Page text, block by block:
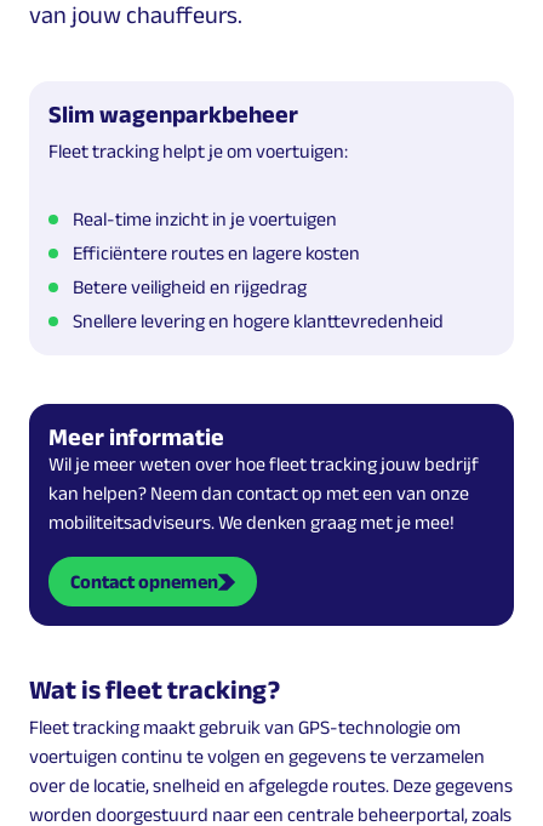
van jouw chauffeurs.
Slim wagenparkbeheer
Fleet tracking helpt je om voertuigen:
Real-time inzicht in je voertuigen
Efficiëntere routes en lagere kosten
Betere veiligheid en rijgedrag
Snellere levering en hogere klanttevredenheid
Meer informatie
Wil je meer weten over hoe fleet tracking jouw bedrijf
kan helpen? Neem dan contact op met een van onze
mobiliteitsadviseurs. We denken graag met je mee!
Contact opnemen
Wat is fleet tracking?
Fleet tracking maakt gebruik van GPS-technologie om
voertuigen continu te volgen en gegevens te verzamelen
over de locatie, snelheid en afgelegde routes. Deze gegevens
worden doorgestuurd naar een centrale beheerportal, zoals